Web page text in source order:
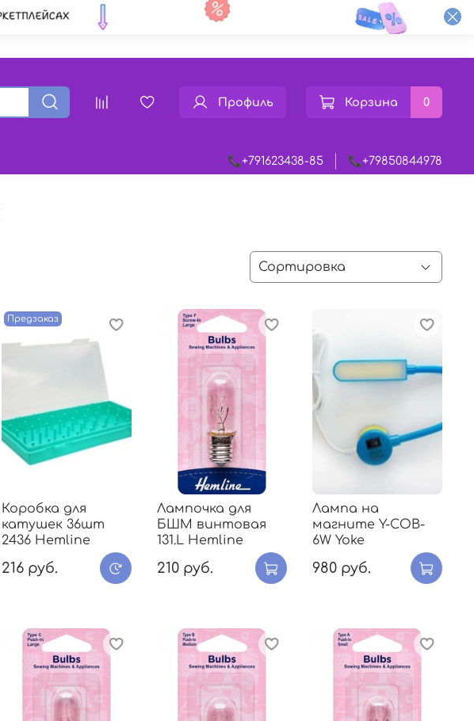
Профиль Корзина 0
📞+791623438-85 📞+79850844978
Предзаказ
Коробка для
катушек 36шт
2436 Hemline
216 руб.
Лампочка для
БШМ винтовая
131.L Hemline
210 руб.
Лампа на
магните Y-COB-
6W Yoke
980 руб.